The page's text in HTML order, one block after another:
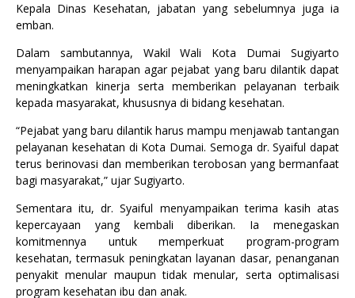
Kepala Dinas Kesehatan, jabatan yang sebelumnya juga ia
emban.
Dalam sambutannya, Wakil Wali Kota Dumai Sugiyarto
menyampaikan harapan agar pejabat yang baru dilantik dapat
meningkatkan kinerja serta memberikan pelayanan terbaik
kepada masyarakat, khususnya di bidang kesehatan.
“Pejabat yang baru dilantik harus mampu menjawab tantangan
pelayanan kesehatan di Kota Dumai. Semoga dr. Syaiful dapat
terus berinovasi dan memberikan terobosan yang bermanfaat
bagi masyarakat,” ujar Sugiyarto.
Sementara itu, dr. Syaiful menyampaikan terima kasih atas
kepercayaan yang kembali diberikan. Ia menegaskan
komitmennya untuk memperkuat program-program
kesehatan, termasuk peningkatan layanan dasar, penanganan
penyakit menular maupun tidak menular, serta optimalisasi
program kesehatan ibu dan anak.